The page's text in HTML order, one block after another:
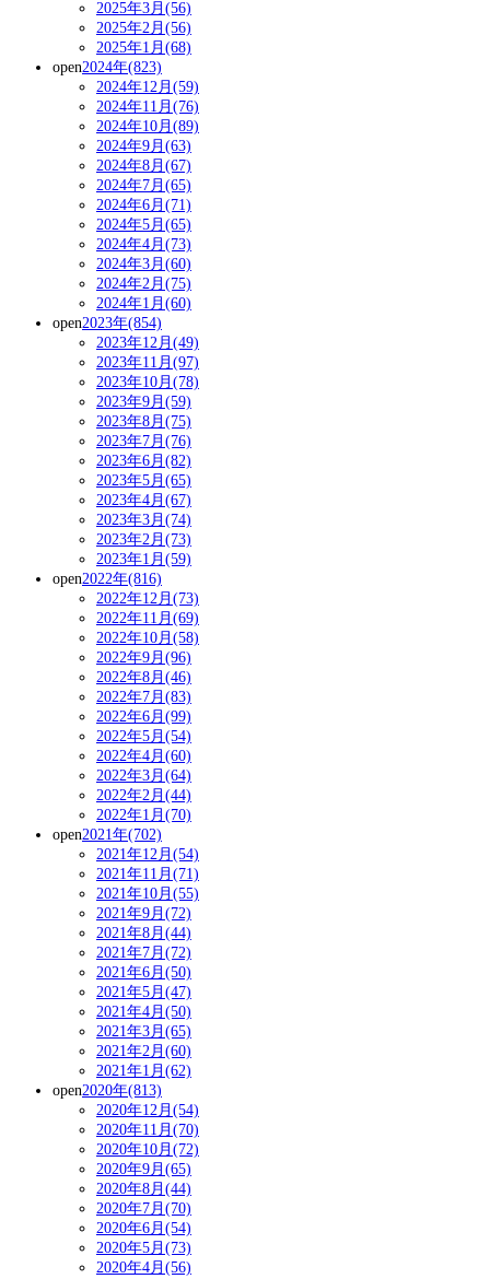
2025年3月(56)
2025年2月(56)
2025年1月(68)
open2024年(823)
2024年12月(59)
2024年11月(76)
2024年10月(89)
2024年9月(63)
2024年8月(67)
2024年7月(65)
2024年6月(71)
2024年5月(65)
2024年4月(73)
2024年3月(60)
2024年2月(75)
2024年1月(60)
open2023年(854)
2023年12月(49)
2023年11月(97)
2023年10月(78)
2023年9月(59)
2023年8月(75)
2023年7月(76)
2023年6月(82)
2023年5月(65)
2023年4月(67)
2023年3月(74)
2023年2月(73)
2023年1月(59)
open2022年(816)
2022年12月(73)
2022年11月(69)
2022年10月(58)
2022年9月(96)
2022年8月(46)
2022年7月(83)
2022年6月(99)
2022年5月(54)
2022年4月(60)
2022年3月(64)
2022年2月(44)
2022年1月(70)
open2021年(702)
2021年12月(54)
2021年11月(71)
2021年10月(55)
2021年9月(72)
2021年8月(44)
2021年7月(72)
2021年6月(50)
2021年5月(47)
2021年4月(50)
2021年3月(65)
2021年2月(60)
2021年1月(62)
open2020年(813)
2020年12月(54)
2020年11月(70)
2020年10月(72)
2020年9月(65)
2020年8月(44)
2020年7月(70)
2020年6月(54)
2020年5月(73)
2020年4月(56)